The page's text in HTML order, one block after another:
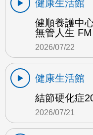
健康生活館
健順養護中
無管人生
2026/07/22
健康生活館
結節硬化症
2026/07/21